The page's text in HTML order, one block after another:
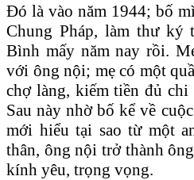
Đó là vào năm 1944; bố
Chung Pháp, làm thư ký
Bình mấy năm nay rồi.
với ông nội; mẹ có một
chợ làng, kiếm tiền đủ chi
Sau này nhờ bố kể về
mới hiểu tại sao từ một
thân, ông nội trở thành
kính yêu, trọng vọng.